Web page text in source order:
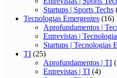
Startups | Sports Techs
Tecnologias Emergentes (16)
Aprofundamentos |
Entrevistas |
Startups | Tecnologias
TI (25)
Aprofundamentos | TI
Entrevistas | TI (4)